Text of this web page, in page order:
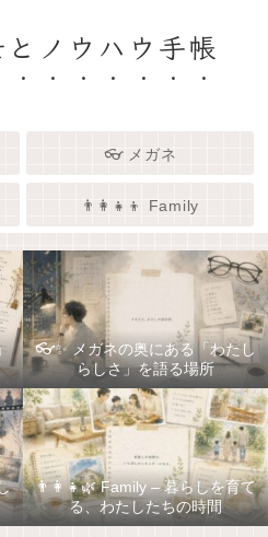
ノウハウ手帳
👓 メガネ
👨‍👩‍👧‍👦 Family
👓✨ メガネの奥にある「わたし
らしさ」を語る場所
👨‍👩‍👧🌿 Family – 暮らしを育て
る、わたしたちの時間